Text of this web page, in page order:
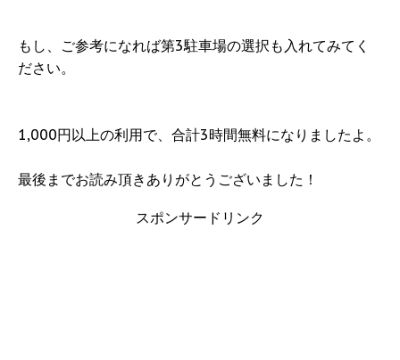
もし、ご参考になれば第3駐車場の選択も入れてみてく
ださい。
1,000円以上の利用で、合計3時間無料になりましたよ。
最後までお読み頂きありがとうございました！
スポンサードリンク